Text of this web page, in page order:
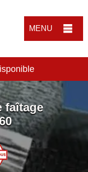
MENU
faîtage